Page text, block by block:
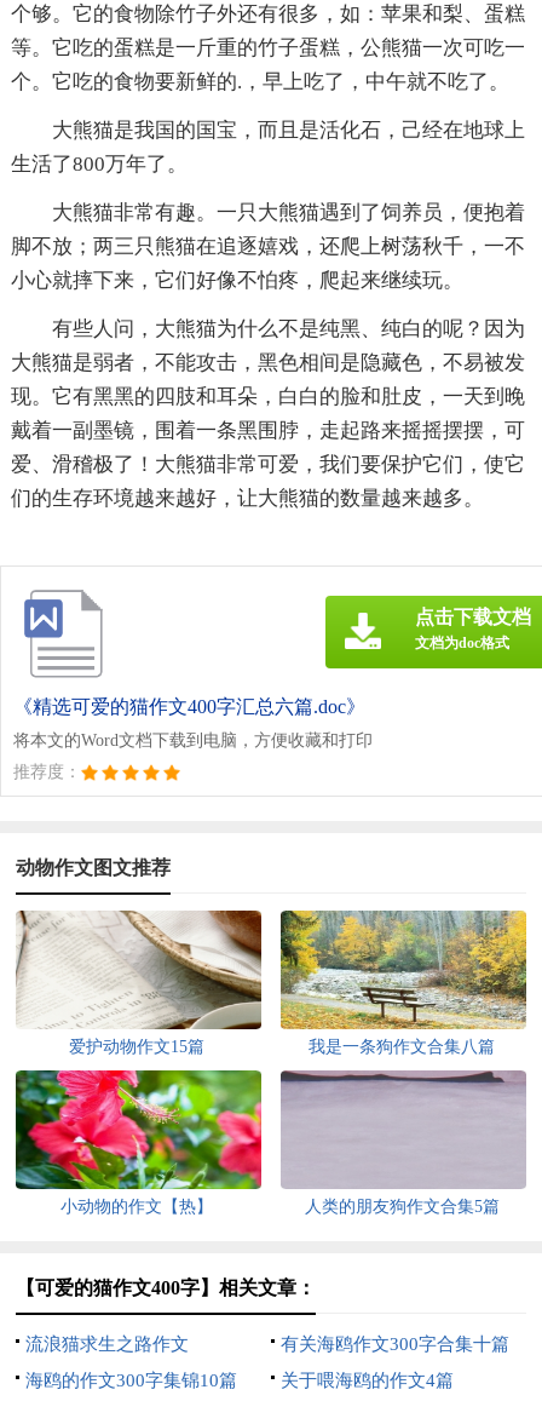
个够。它的食物除竹子外还有很多，如：苹果和梨、蛋糕
等。它吃的蛋糕是一斤重的竹子蛋糕，公熊猫一次可吃一
个。它吃的食物要新鲜的.，早上吃了，中午就不吃了。
大熊猫是我国的国宝，而且是活化石，己经在地球上
生活了800万年了。
大熊猫非常有趣。一只大熊猫遇到了饲养员，便抱着
脚不放；两三只熊猫在追逐嬉戏，还爬上树荡秋千，一不
小心就摔下来，它们好像不怕疼，爬起来继续玩。
有些人问，大熊猫为什么不是纯黑、纯白的呢？因为
大熊猫是弱者，不能攻击，黑色相间是隐藏色，不易被发
现。它有黑黑的四肢和耳朵，白白的脸和肚皮，一天到晚
戴着一副墨镜，围着一条黑围脖，走起路来摇摇摆摆，可
爱、滑稽极了！大熊猫非常可爱，我们要保护它们，使它
们的生存环境越来越好，让大熊猫的数量越来越多。
《精选可爱的猫作文400字汇总六篇.doc》
将本文的Word文档下载到电脑，方便收藏和打印
推荐度：
点击下载文档
文档为doc格式
动物作文图文推荐
爱护动物作文15篇 我是一条狗作文合集八篇
小动物的作文【热】 人类的朋友狗作文合集5篇
【可爱的猫作文400字】相关文章：
流浪猫求生之路作文
有关海鸥作文300字合集十篇
海鸥的作文300字集锦10篇
关于喂海鸥的作文4篇